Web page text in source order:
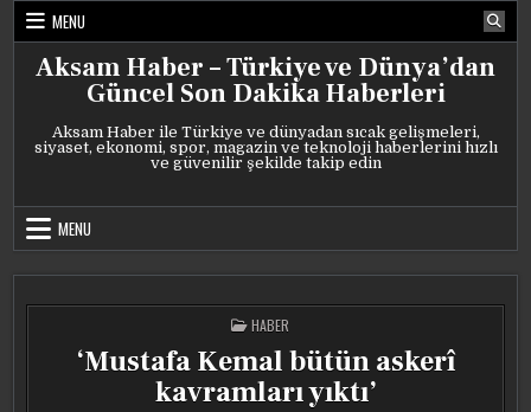
Skip
content
MENU
Aksam Haber – Türkiye ve Dünya’dan
Güncel Son Dakika Haberleri
Aksam Haber ile Türkiye ve dünyadan sıcak gelişmeleri,
siyaset, ekonomi, spor, magazin ve teknoloji haberlerini hızlı
ve güvenilir şekilde takip edin
MENU
POSTED
IN
HABER
‘Mustafa Kemal bütün askerî
kavramları yıktı’